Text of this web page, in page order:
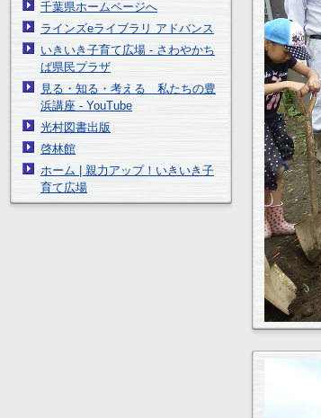
千葉県ホームページへ
ラインズeライブラリ アドバンス
いきいき子育て広場 - さわやかち
ば県民プラザ
見る・知る・考える 私たちの豊
浜講座 - YouTube
光村図書出版
啓林館
ホーム | 親力アップ！いきいき子
育て広場